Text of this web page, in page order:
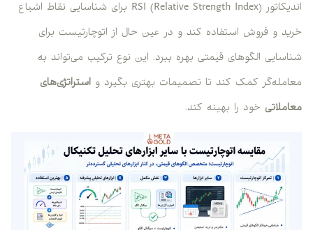
اندیکاتور RSI (Relative Strength Index) برای شناسایی نقاط اشباع
خرید و فروش استفاده کند و در عین حال از اتوچارتیست برای
شناسایی الگوهای قیمتی بهره ببرد. این نوع ترکیب می‌تواند به
معامله‌گر کمک کند تا تصمیمات بهتری بگیرد و استراتژی‌های
معاملاتی خود را بهینه کند.